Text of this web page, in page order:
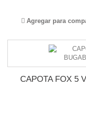
Agregar para
CAPOTA FOX 5